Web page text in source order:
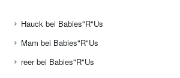
Hauck bei Babies"R"Us
Mam bei Babies"R"Us
reer bei Babies"R"Us